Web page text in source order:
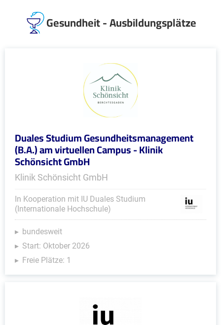
Gesundheit - Ausbildungsplätze
Duales Studium Gesundheitsmanagement
(B.A.) am virtuellen Campus - Klinik
Schönsicht GmbH
Klinik Schönsicht GmbH
In Kooperation mit IU Duales Studium
(Internationale Hochschule)
bundesweit
Start: Oktober 2026
Freie Plätze: 1